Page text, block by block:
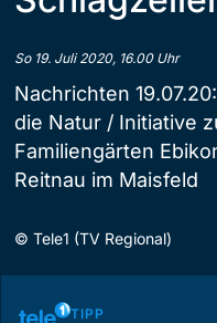
So 19. Juli 2020, 16.00 Uhr
Nachrichten
die Natur / Initiative
Familiengärten
Reitnau im Maisfeld
© Tele1 (TV Regional)
TIPP